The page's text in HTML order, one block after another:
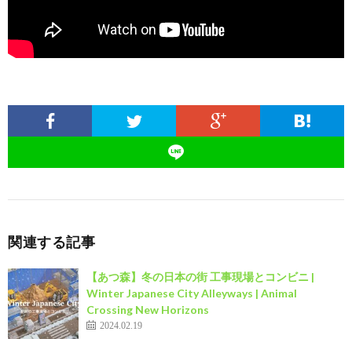
関連する記事
【あつ森】冬の日本の街 工事現場とコンビニ |
Winter Japanese City Alleyways | Animal
Crossing New Horizons
2024.02.19